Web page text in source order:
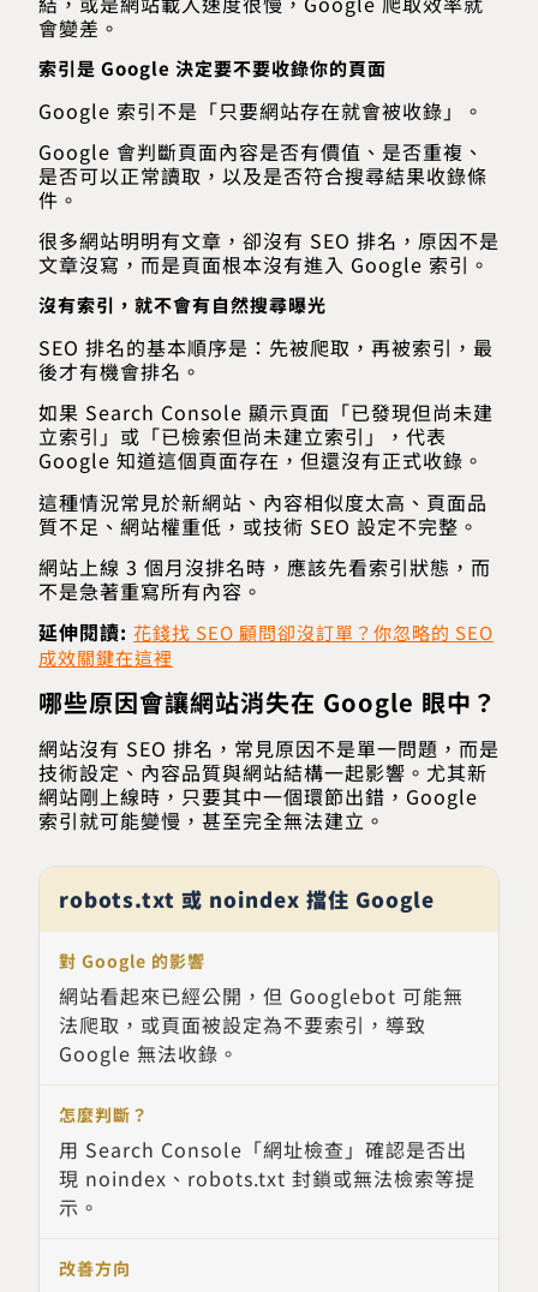
會變差。
索引是 Google 決定要不要收錄你的頁面
Google 索引不是「只要網站存在就會被收錄」。
Google 會判斷頁面內容是否有價值、是否重複、
是否可以正常讀取，以及是否符合搜尋結果收錄條
件。
很多網站明明有文章，卻沒有 SEO 排名，原因不是
文章沒寫，而是頁面根本沒有進入 Google 索引。
沒有索引，就不會有自然搜尋曝光
SEO 排名的基本順序是：先被爬取，再被索引，最
後才有機會排名。
如果 Search Console 顯示頁面「已發現但尚未建
立索引」或「已檢索但尚未建立索引」，代表
Google 知道這個頁面存在，但還沒有正式收錄。
這種情況常見於新網站、內容相似度太高、頁面品
質不足、網站權重低，或技術 SEO 設定不完整。
網站上線 3 個月沒排名時，應該先看索引狀態，而
不是急著重寫所有內容。
延伸閱讀: 花錢找 SEO 顧問卻沒訂單？你忽略的 SEO
成效關鍵在這裡
哪些原因會讓網站消失在 Google 眼中？
網站沒有 SEO 排名，常見原因不是單一問題，而是
技術設定、內容品質與網站結構一起影響。尤其新
網站剛上線時，只要其中一個環節出錯，Google
索引就可能變慢，甚至完全無法建立。
robots.txt 或 noindex 擋住 Google
網站看起來已經公開，但 Googlebot 可能無
法爬取，或頁面被設定為不要索引，導致
Google 無法收錄。
用 Search Console「網址檢查」確認是否出
現 noindex、robots.txt 封鎖或無法檢索等提
示。